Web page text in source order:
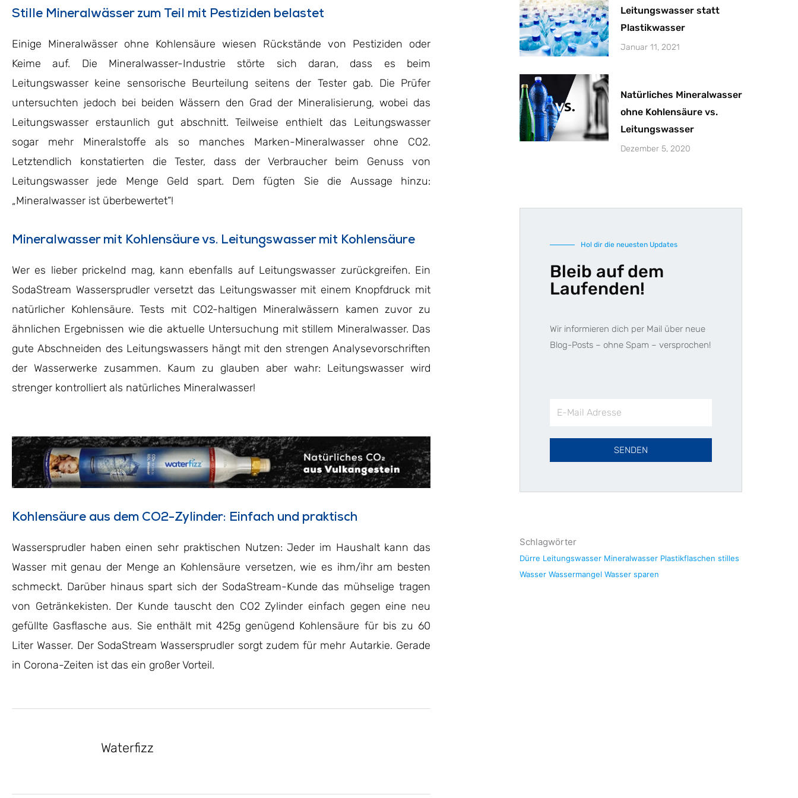
Stille Mineralwässer zum Teil mit Pestiziden belastet
Einige Mineralwässer ohne Kohlensäure wiesen Rückstände von Pestiziden oder
Keime auf. Die Mineralwasser-Industrie störte sich daran, dass es beim
Leitungswasser keine sensorische Beurteilung seitens der Tester gab. Die Prüfer
untersuchten jedoch bei beiden Wässern den Grad der Mineralisierung, wobei das
Leitungswasser erstaunlich gut abschnitt. Teilweise enthielt das Leitungswasser
sogar mehr Mineralstoffe als so manches Marken-Mineralwasser ohne CO2.
Letztendlich konstatierten die Tester, dass der Verbraucher beim Genuss von
Leitungswasser jede Menge Geld spart. Dem fügten Sie die Aussage hinzu:
„Mineralwasser ist überbewertet“!
Mineralwasser mit Kohlensäure vs. Leitungswasser mit Kohlensäure
Wer es lieber prickelnd mag, kann ebenfalls auf Leitungswasser zurückgreifen. Ein
SodaStream Wassersprudler versetzt das Leitungswasser mit einem Knopfdruck mit
natürlicher Kohlensäure. Tests mit CO2-haltigen Mineralwässern kamen zuvor zu
ähnlichen Ergebnissen wie die aktuelle Untersuchung mit stillem Mineralwasser. Das
gute Abschneiden des Leitungswassers hängt mit den strengen Analysevorschriften
der Wasserwerke zusammen. Kaum zu glauben aber wahr: Leitungswasser wird
strenger kontrolliert als natürliches Mineralwasser!
Kohlensäure aus dem CO2-Zylinder: Einfach und praktisch
Wassersprudler haben einen sehr praktischen Nutzen: Jeder im Haushalt kann das
Wasser mit genau der Menge an Kohlensäure versetzen, wie es ihm/ihr am besten
schmeckt. Darüber hinaus spart sich der SodaStream-Kunde das mühselige tragen
von Getränkekisten. Der Kunde tauscht den CO2 Zylinder einfach gegen eine neu
gefüllte Gasflasche aus. Sie enthält mit 425g genügend Kohlensäure für bis zu 60
Liter Wasser. Der SodaStream Wassersprudler sorgt zudem für mehr Autarkie. Gerade
in Corona-Zeiten ist das ein großer Vorteil.
Waterfizz
Leitungswasser statt
Plastikwasser
Januar 11, 2021
Natürliches Mineralwasser
ohne Kohlensäure vs.
Leitungswasser
Dezember 5, 2020
Hol dir die neuesten Updates
Bleib auf dem
Laufenden!
Wir informieren dich per Mail über neue
Blog-Posts – ohne Spam – versprochen!
Adresse
SENDEN
Schlagwörter
Dürre Leitungswasser Mineralwasser Plastikflaschen stilles
Wasser Wassermangel Wasser sparen